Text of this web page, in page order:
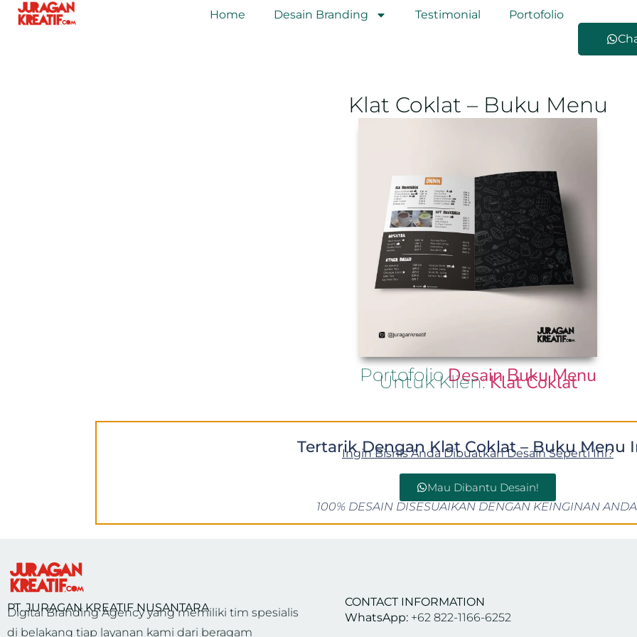
Home Desain Branding Testimonial
Portofolio
Klat Coklat – Buku Menu
PortofolioDesain Buku Menu
Untuk Klien:Klat Coklat
Tertarik Dengan Klat Coklat – Buku Menu
Ingin Bisnis Anda Dibuatkan Desain Seperti Ini?
Mau Dibantu Desain!
100% DESAIN DISESUAIKAN DENGAN KEINGINAN
PT. JURAGAN KREATIF NUSANTARA
Digital Branding Agency yang memiliki tim spesialis
di belakang tiap layanan kami dari beragam
CONTACT INFORMATION
WhatsApp: +62 822-1166-6252